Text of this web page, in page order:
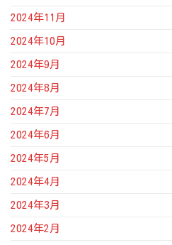
2024年11月
2024年10月
2024年9月
2024年8月
2024年7月
2024年6月
2024年5月
2024年4月
2024年3月
2024年2月